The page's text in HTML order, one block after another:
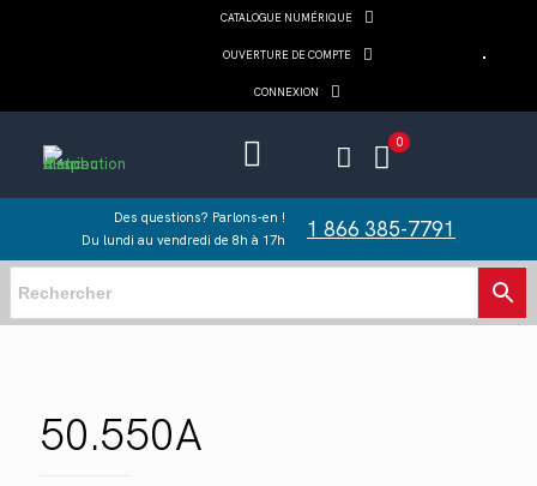
CATALOGUE NUMÉRIQUE
OUVERTURE DE COMPTE
CONNEXION
0
Des questions? Parlons-en !
Du lundi au vendredi de 8h à 17h
1 866 385-7791
50.550A